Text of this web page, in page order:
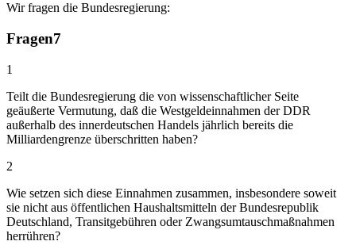
Wir fragen die Bundesregierung:
Fragen7
1
Teilt die Bundesregierung die von wissenschaftlicher Seite
geäußerte Vermutung, daß die Westgeldeinnahmen der DDR
außerhalb des innerdeutschen Handels jährlich bereits die
Milliardengrenze überschritten haben?
2
Wie setzen sich diese Einnahmen zusammen, insbesondere soweit
sie nicht aus öffentlichen Haushaltsmitteln der Bundesrepublik
Deutschland, Transitgebühren oder Zwangsumtauschmaßnahmen
herrühren?